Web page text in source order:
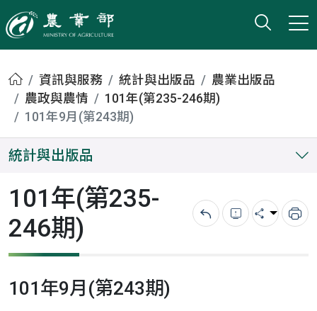
農業部
打開
小版
首頁資訊與服務 統計與出版品
農業出版品
農政與農情
101年(第235-246期)
101年9月(第243期)
統計與出版品
101年(第235-
246期)
回上一頁錯誤回報
分享 列
101年9月(第243期)